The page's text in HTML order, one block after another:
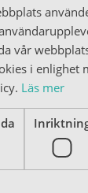
vår
i enlighet
Läs mer